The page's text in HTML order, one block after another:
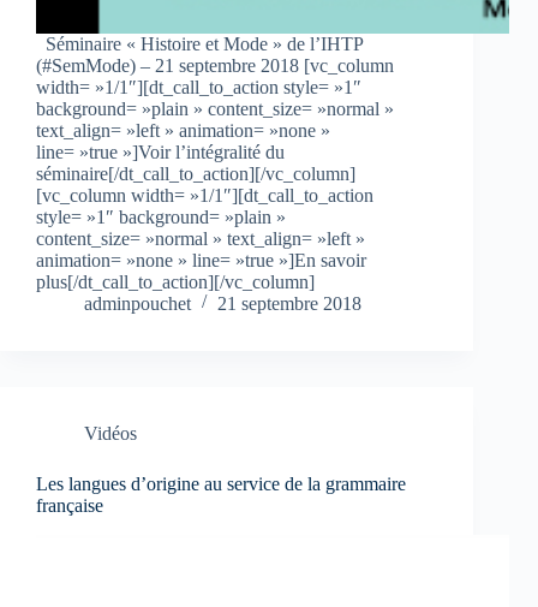
Séminaire « Histoire et Mode » de l’IHTP
(#SemMode) – 21 septembre 2018 [vc_column
width= »1/1″][dt_call_to_action style= »1″
background= »plain » content_size= »normal »
text_align= »left » animation= »none »
line= »true »]Voir l’intégralité du
séminaire[/dt_call_to_action][/vc_column]
[vc_column width= »1/1″][dt_call_to_action
style= »1″ background= »plain »
content_size= »normal » text_align= »left »
animation= »none » line= »true »]En savoir
plus[/dt_call_to_action][/vc_column]
adminpouchet
21 septembre 2018
Vidéos
Les langues d’origine au service de la grammaire
française